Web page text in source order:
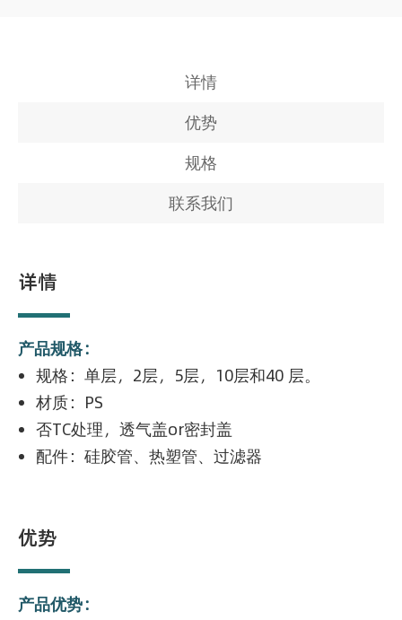
详情
优势
规格
联系我们
详情
产品规格：
规格：单层，2层，5层，10层和40 层。
材质：PS
否TC处理，透气盖or密封盖
配件：硅胶管、热塑管、过滤器
优势
产品优势：